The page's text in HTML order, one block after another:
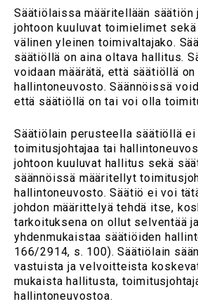
Säätiölaissa määritellään säätiön
johtoon kuuluvat toimielimet
välinen yleinen toimivaltajako.
säätiöllä on aina oltava hallitus.
voidaan määrätä, että säätiöllä
hallintoneuvosto. Säännöissä
että säätiöllä on tai voi olla
Säätiölain perusteella säätiöllä
toimitusjohtajaa tai
johtoon kuuluvat hallitus sekä
säännöissä määritellyt
hallintoneuvosto. Säätiö ei voi
johdon määrittelyä tehdä itse,
tarkoituksena on ollut selventää
yhdenmukaistaa säätiöiden
166/2914, s. 100). Säätiölain
vastuista ja velvoitteista
mukaista hallitusta,
hallintoneuvostoa.